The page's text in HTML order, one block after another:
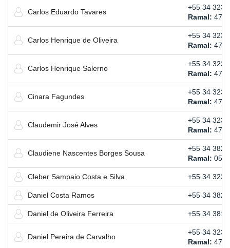
Carlos Eduardo Tavares
+55 34
Ramal: 4710
Carlos Henrique de Oliveira
+55 34
Ramal: 4751
Carlos Henrique Salerno
+55 34
Ramal: 4720
Cinara Fagundes
+55 34
Ramal: 4701
Claudemir José Alves
+55 34
Ramal: 4751
Claudiene Nascentes Borges Sousa
+55 34
Ramal: 0588
Cleber Sampaio Costa e Silva +55 34
Daniel Costa Ramos +55 34
Daniel de Oliveira Ferreira +55 34
Daniel Pereira de Carvalho
+55 34
Ramal: 4779